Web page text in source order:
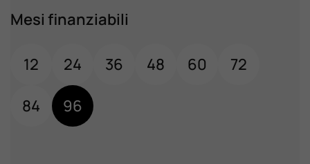
Mesi finanziabili
12 24 36 48 60
72
84
96